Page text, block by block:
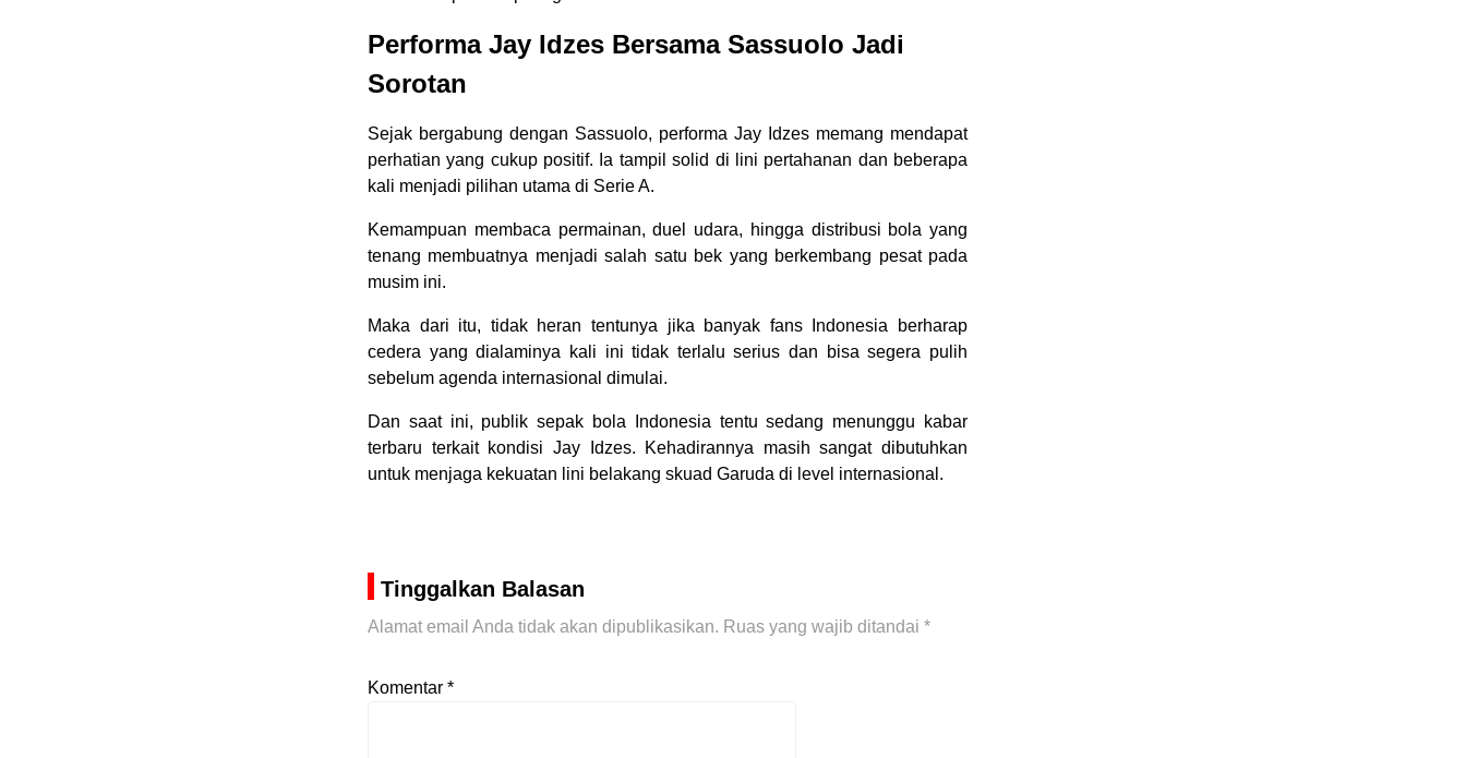
Performa Jay Idzes Bersama Sassuolo Jadi
Sorotan
Sejak bergabung dengan Sassuolo, performa Jay Idzes memang mendapat
perhatian yang cukup positif. Ia tampil solid di lini pertahanan dan beberapa
kali menjadi pilihan utama di Serie A.
Kemampuan membaca permainan, duel udara, hingga distribusi bola yang
tenang membuatnya menjadi salah satu bek yang berkembang pesat pada
musim ini.
Maka dari itu, tidak heran tentunya jika banyak fans Indonesia berharap
cedera yang dialaminya kali ini tidak terlalu serius dan bisa segera pulih
sebelum agenda internasional dimulai.
Dan saat ini, publik sepak bola Indonesia tentu sedang menunggu kabar
terbaru terkait kondisi Jay Idzes. Kehadirannya masih sangat dibutuhkan
untuk menjaga kekuatan lini belakang skuad Garuda di level internasional.
Tinggalkan Balasan
Alamat email Anda tidak akan dipublikasikan. Ruas yang wajib ditandai *
Komentar *